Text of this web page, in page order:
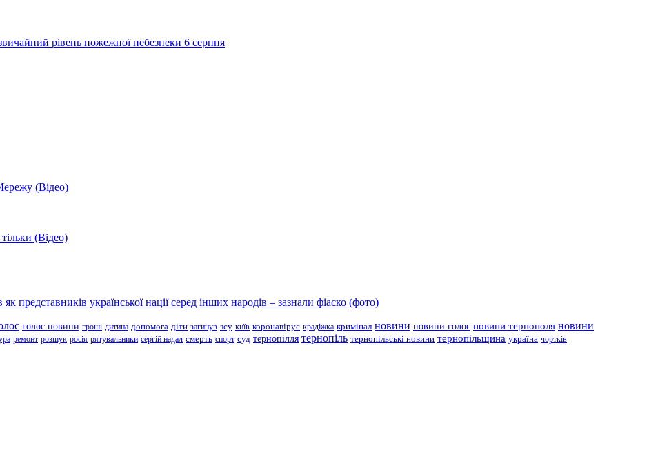
рівень пожежної небезпеки 6 серпня
(Відео)
(Відео)
представників української нації серед інших народів – зазнали фіаско (фото)
голос новини гроші дитина допомога діти загинув зсу київ коронавірус крадіжка кримінал новини новини голос новини тернополя новини
ремонт розшук росія рятувальники сергій надал смерть спорт суд тернопілля тернопіль тернопільські новини тернопільщина україна чортків